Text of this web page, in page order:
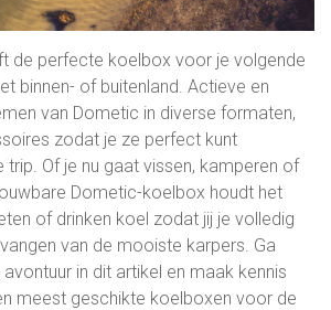
de perfecte koelbox voor je volgende
binnen- of buitenland. Actieve en
van Dometic in diverse formaten,
zodat je ze perfect kunt
Of je nu gaat vissen, kamperen of
Dometic-koelbox houdt het
of drinken koel zodat jij je volledig
van de mooiste karpers. Ga
in dit artikel en maak kennis
meest geschikte koelboxen voor de